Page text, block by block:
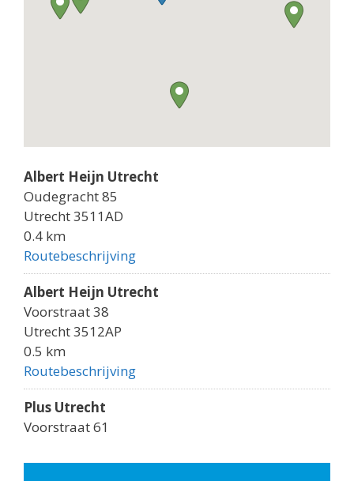
Albert Heijn Utrecht
Oudegracht 85
Utrecht 3511AD
0.4 km
Routebeschrijving
Albert Heijn Utrecht
Voorstraat 38
Utrecht 3512AP
0.5 km
Routebeschrijving
Plus Utrecht
Voorstraat 61
0.5 km